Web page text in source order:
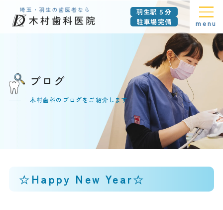
羽生駅５分
駐車場完備
menu
ブログ
木村歯科のブログをご紹介します
☆Happy New Year☆